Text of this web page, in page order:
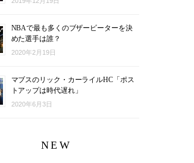
NBAで最も多くのブザービーターを決
めた選手は誰？
2020年2月19日
マブスのリック・カーライルHC「ポス
トアップは時代遅れ」
2020年6月3日
NEW